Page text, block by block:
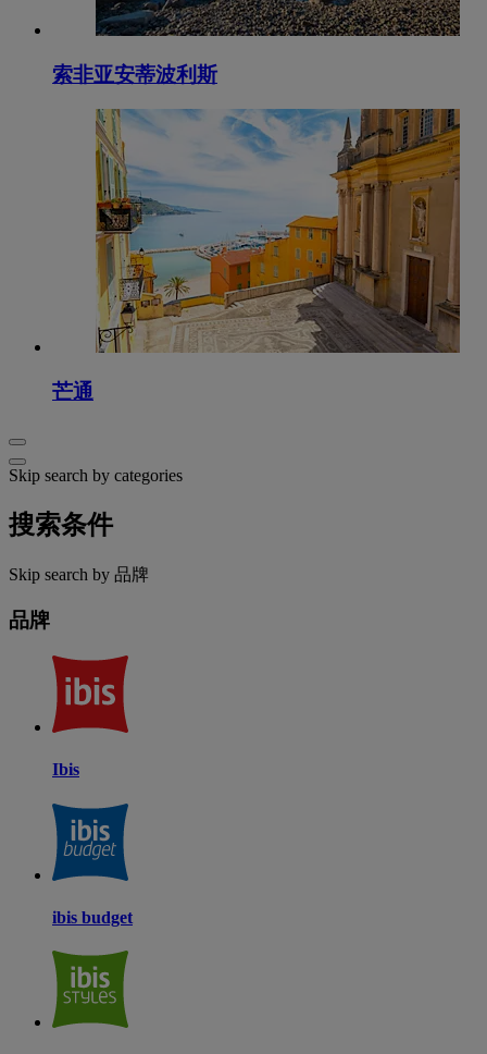
索非亚安蒂波利斯
芒通
Skip search by categories
搜索条件
Skip search by 品牌
品牌
Ibis
ibis budget